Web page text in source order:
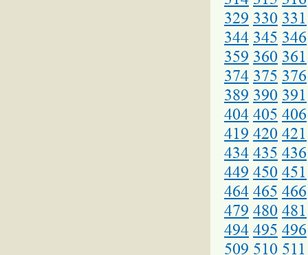
329 330 331
344 345 346
359 360 361
374 375 376
389 390 391
404 405 406
419 420 421
434 435 436
449 450 451
464 465 466
479 480 481
494 495 496
509 510 511